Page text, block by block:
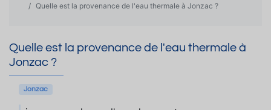
Quelle est la provenance de l'eau thermale à Jonzac ?
Quelle est la provenance de l'eau thermale à
Jonzac ?
Jonzac